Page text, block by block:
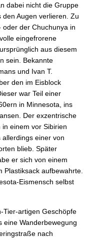
dabei nicht die Gruppe
Augen verlieren. Zu
oder der Chuchunya in
eingefrorene
aus diesem
sein. Bekannte
und Ivan T.
den im Eisblock
war Teil einer
in Minnesota, ins
Der exzentrische
einem vor Sibirien
einer von
blieb. Später
er sich von einem
aufbewahrte.
Eismensch selbst
Tier-artigen Geschöpfe
eine Wanderbewegung
nach